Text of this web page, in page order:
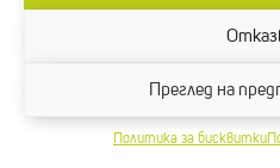
Преглед на
Политика за бисквитки